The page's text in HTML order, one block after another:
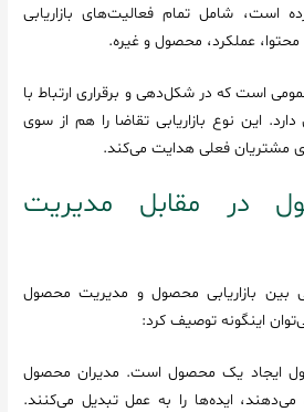
است، شامل تمام فعالیت‌های بازاریابی
محتوا، عملکرد، محصول و غیره.
عمومی است که در شکل‌دهی و برقراری ارتباط با
این نوع بازاریابی تقاضا را هم از سوی
مشتریان فعلی هدایت می‌کند.
در مقابل مدیریت
بین بازاریابی محصول و مدیریت محصول
اینگونه توصیف کرد:
ایجاد یک محصول است. مدیران محصول
ایده‌ها را به عمل تبدیل می‌کنند.